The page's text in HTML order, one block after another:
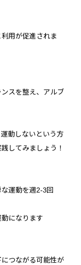
用が促進されま
スを整え、アルブ
動しないという方
してみましょう！
運動を週2-3回
になります
つながる可能性が